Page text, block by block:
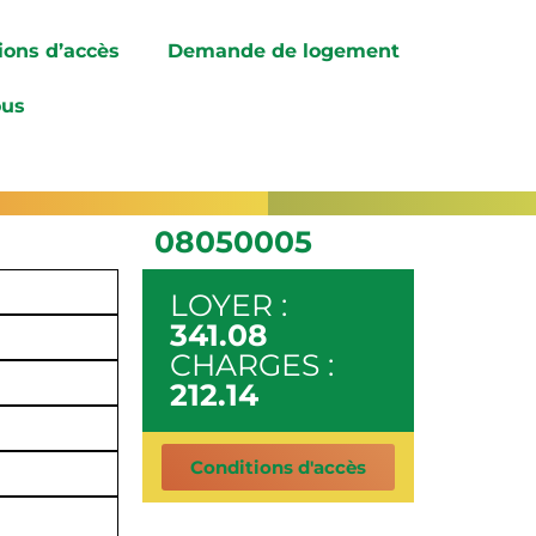
d’accès Demande de logement
08050005
LOYER :
341.08
CHARGES :
212.14
Conditions d'accès